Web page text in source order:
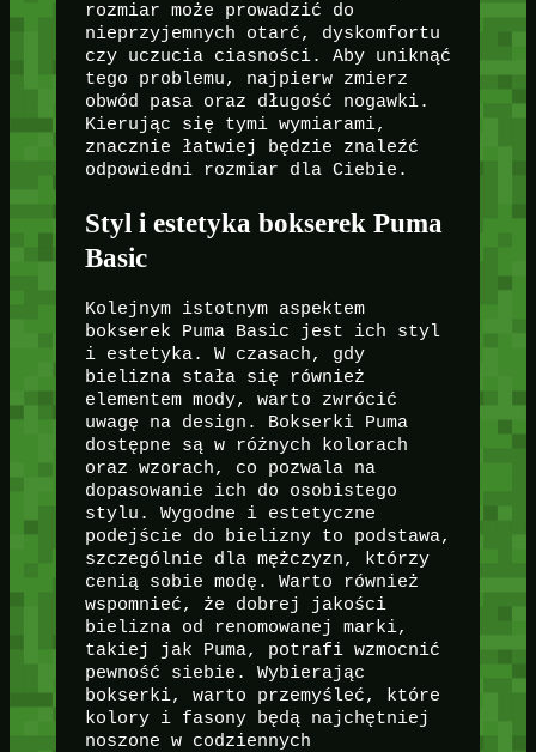
rozmiar może prowadzić do
nieprzyjemnych otarć, dyskomfortu
czy uczucia ciasności. Aby uniknąć
tego problemu, najpierw zmierz
obwód pasa oraz długość nogawki.
Kierując się tymi wymiarami,
znacznie łatwiej będzie znaleźć
odpowiedni rozmiar dla Ciebie.
Styl i estetyka bokserek Puma
Basic
Kolejnym istotnym aspektem
bokserek Puma Basic jest ich styl
i estetyka. W czasach, gdy
bielizna stała się również
elementem mody, warto zwrócić
uwagę na design. Bokserki Puma
dostępne są w różnych kolorach
oraz wzorach, co pozwala na
dopasowanie ich do osobistego
stylu. Wygodne i estetyczne
podejście do bielizny to podstawa,
szczególnie dla mężczyzn, którzy
cenią sobie modę. Warto również
wspomnieć, że dobrej jakości
bielizna od renomowanej marki,
takiej jak Puma, potrafi wzmocnić
pewność siebie. Wybierając
bokserki, warto przemyśleć, które
kolory i fasony będą najchętniej
noszone w codziennych